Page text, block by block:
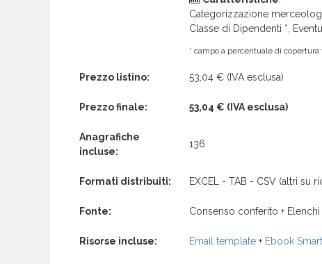
Categorizzazione
Classe di Dipendenti *,
* campo a percentuale di copertura
Prezzo listino: 53,04 € (IVA esclusa)
Prezzo finale: 53,04 € (IVA esclusa)
Anagrafiche
incluse:
136
Formati distribuiti: EXCEL - TAB - CSV (altri su
Fonte: Consenso conferito +
Risorse incluse: Email template + Ebook